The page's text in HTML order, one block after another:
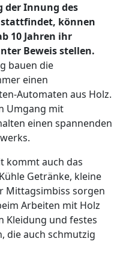
Innung des
stattfindet, können
10 Jahren ihr
Beweis stellen.
bauen die
einen
Automaten aus Holz.
Umgang mit
einen spannenden
kommt auch das
Getränke, kleine
Mittagsimbiss sorgen
Arbeiten mit Holz
Kleidung und festes
die auch schmutzig